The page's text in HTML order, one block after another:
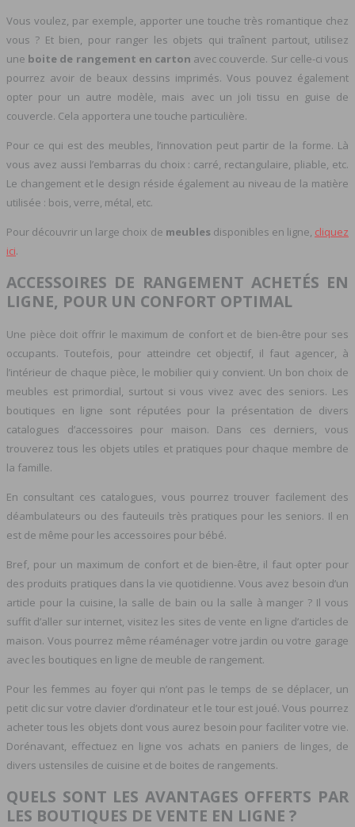
Vous voulez, par exemple, apporter une touche très romantique chez
vous ? Et bien, pour ranger les objets qui traînent partout, utilisez
une boite de rangement en carton avec couvercle. Sur celle-ci vous
pourrez avoir de beaux dessins imprimés. Vous pouvez également
opter pour un autre modèle, mais avec un joli tissu en guise de
couvercle. Cela apportera une touche particulière.
Pour ce qui est des meubles, l’innovation peut partir de la forme. Là
vous avez aussi l’embarras du choix : carré, rectangulaire, pliable, etc.
Le changement et le design réside également au niveau de la matière
utilisée : bois, verre, métal, etc.
Pour découvrir un large choix de meubles disponibles en ligne, cliquez
ici.
ACCESSOIRES DE RANGEMENT ACHETÉS EN
LIGNE, POUR UN CONFORT OPTIMAL
Une pièce doit offrir le maximum de confort et de bien-être pour ses
occupants. Toutefois, pour atteindre cet objectif, il faut agencer, à
l’intérieur de chaque pièce, le mobilier qui y convient. Un bon choix de
meubles est primordial, surtout si vous vivez avec des seniors. Les
boutiques en ligne sont réputées pour la présentation de divers
catalogues d’accessoires pour maison. Dans ces derniers, vous
trouverez tous les objets utiles et pratiques pour chaque membre de
la famille.
En consultant ces catalogues, vous pourrez trouver facilement des
déambulateurs ou des fauteuils très pratiques pour les seniors. Il en
est de même pour les accessoires pour bébé.
Bref, pour un maximum de confort et de bien-être, il faut opter pour
des produits pratiques dans la vie quotidienne. Vous avez besoin d’un
article pour la cuisine, la salle de bain ou la salle à manger ? Il vous
suffit d’aller sur internet, visitez les sites de vente en ligne d’articles de
maison. Vous pourrez même réaménager votre jardin ou votre garage
avec les boutiques en ligne de meuble de rangement.
Pour les femmes au foyer qui n’ont pas le temps de se déplacer, un
petit clic sur votre clavier d’ordinateur et le tour est joué. Vous pourrez
acheter tous les objets dont vous aurez besoin pour faciliter votre vie.
Dorénavant, effectuez en ligne vos achats en paniers de linges, de
divers ustensiles de cuisine et de boites de rangements.
QUELS SONT LES AVANTAGES OFFERTS PAR
LES BOUTIQUES DE VENTE EN LIGNE ?